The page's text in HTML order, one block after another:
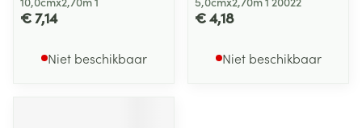
€ 7,14
Niet beschikbaar
€ 4,18
Niet beschikbaar